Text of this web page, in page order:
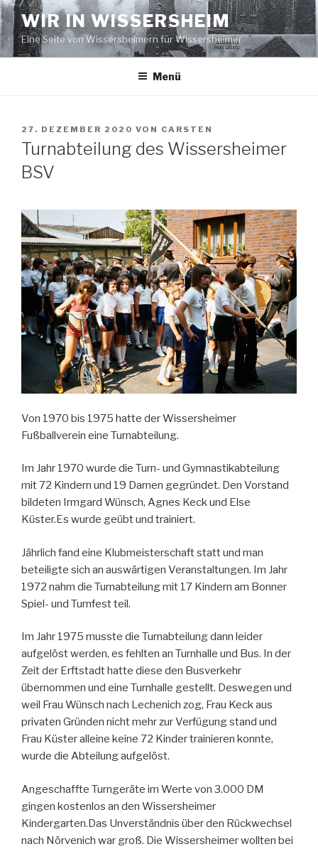
Zum
Inhalt
springen
WIR IN WISSERSHEIM
Eine Seite von Wissersheimern für Wissersheimer
Menü
VERÖFFENTLICHT
AM
27. DEZEMBER 2020 VON CARSTEN
Turnabteilung des Wissersheimer
BSV
Von 1970 bis 1975 hatte der Wissersheimer
Fußballverein eine Turnabteilung.
Im Jahr 1970 wurde die Turn- und Gymnastikabteilung
mit 72 Kindern und 19 Damen gegründet. Den Vorstand
bildeten Irmgard Wünsch, Agnes Keck und Else
Küster.Es wurde geübt und trainiert.
Jährlich fand eine Klubmeisterschaft statt und man
beteiligte sich an auswärtigen Veranstaltungen. Im Jahr
1972 nahm die Turnabteilung mit 17 Kindern am Bonner
Spiel- und Turnfest teil.
Im Jahr 1975 musste die Turnabteilung dann leider
aufgelöst werden, es fehlten an Turnhalle und Bus. In der
Zeit der Erftstadt hatte diese den Busverkehr
übernommen und eine Turnhalle gestellt. Deswegen und
weil Frau Wünsch nach Lechenich zog, Frau Keck aus
privaten Gründen nicht mehr zur Verfügung stand und
Frau Küster alleine keine 72 Kinder trainieren konnte,
wurde die Abteilung aufgelöst.
Angeschaffte Turngeräte im Werte von 3.000 DM
gingen kostenlos an den Wissersheimer
Kindergarten.Das Unverständnis über den Rückwechsel
nach Nörvenich war groß. Die Wissersheimer wollten bei